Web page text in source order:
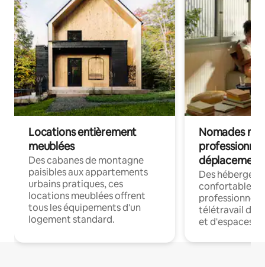
Locations entièrement
meublées
Des cabanes de montagne
paisibles aux appartements
urbains pratiques, ces
locations meublées offrent
tous les équipements d'un
logement standard.
Nomades
déplacement
Des
confortables
professionnels
télétravail
et d'espaces